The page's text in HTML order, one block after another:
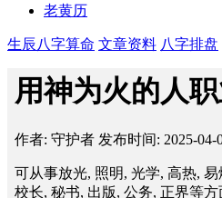
老黄历
生辰八字算命 文章资料 八字排盘
用神为火的人
作者: 守护者 发布时间: 2025-04-
可从事放光, 照明, 光学, 高热,
校长, 秘书, 出版, 公务, 正界等方